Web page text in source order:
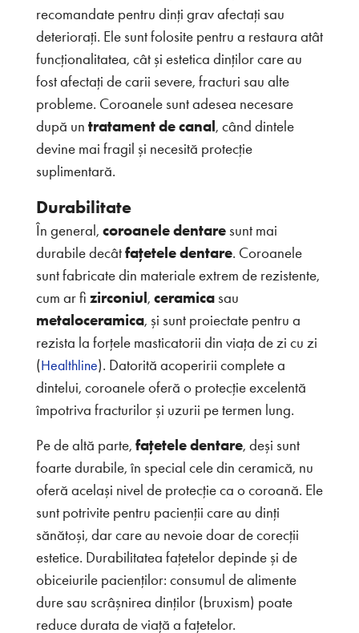
recomandate pentru dinți grav afectați sau
deteriorați. Ele sunt folosite pentru a restaura atât
funcționalitatea, cât și estetica dinților care au
fost afectați de carii severe, fracturi sau alte
probleme. Coroanele sunt adesea necesare
după un tratament de canal, când dintele
devine mai fragil și necesită protecție
suplimentară.
Durabilitate
În general, coroanele dentaresunt mai
durabile decâtfațetele dentare. Coroanele
sunt fabricate din materiale extrem de rezistente,
cum ar fi zirconiul, ceramicasau
metaloceramica, și sunt proiectate pentru a
rezista la forțele masticatorii din viața de zi cu zi
(Healthline). Datorită acoperirii complete a
dintelui, coroanele oferă o protecție excelentă
împotriva fracturilor și uzurii pe termen lung.
Pe de altă parte, fațetele dentare, deși sunt
foarte durabile, în special cele din ceramică, nu
oferă același nivel de protecție ca o coroană. Ele
sunt potrivite pentru pacienții care au dinți
sănătoși, dar care au nevoie doar de corecții
estetice. Durabilitatea fațetelor depinde și de
obiceiurile pacienților: consumul de alimente
dure sau scrâșnirea dinților (bruxism) poate
reduce durata de viață a fațetelor.